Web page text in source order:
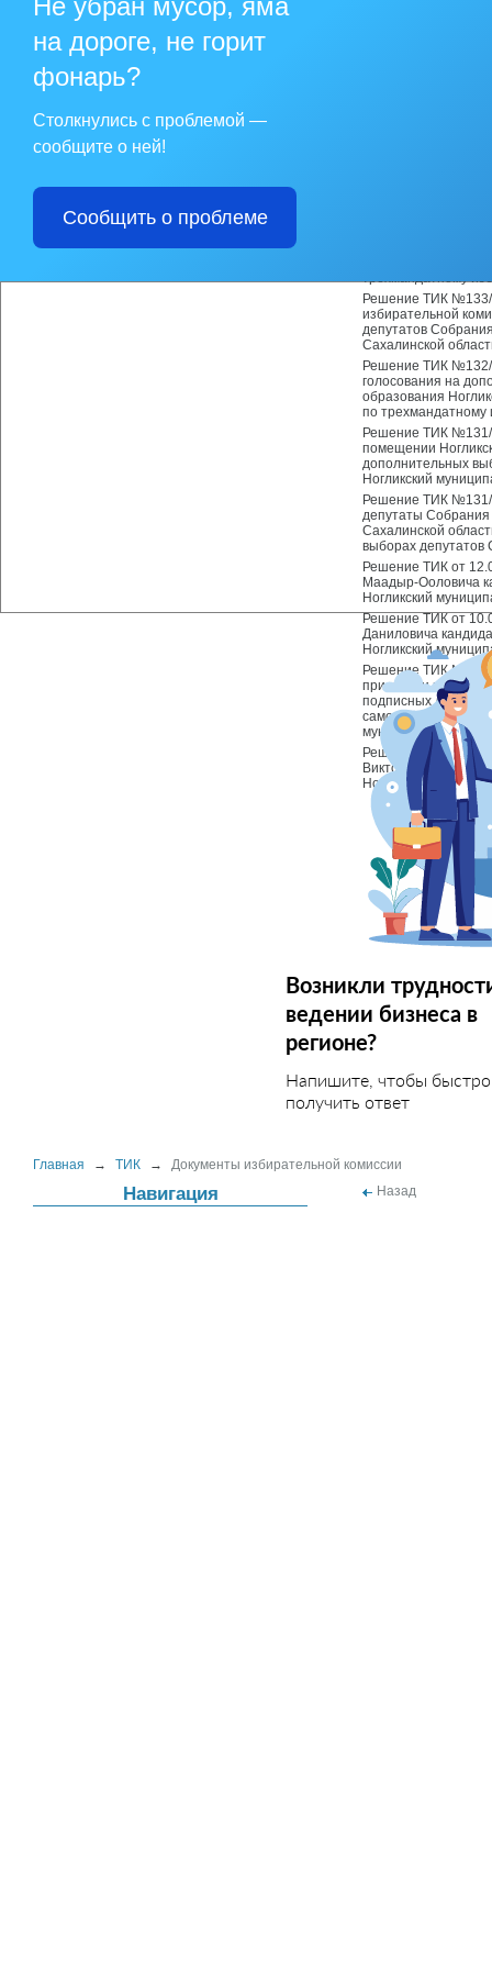
Не убран мусор, яма
на дороге, не горит
фонарь?
Столкнулись с проблемой —
сообщите о ней!
Сообщить о проблеме
Возникли
ведении бизнеса в
регионе?
Напишите, чтобы быстро
получить ответ
Главная → ТИК → Документы избирательной комиссии
Навигация
трехмандатному
Решение ТИК №133/
избирательной
депутатов
Сахалинской
Решение ТИК №132/
голосования на
образования
по трехмандатному
Решение ТИК №131/
помещении
дополнительных
Ногликский
Решение ТИК №131/
депутаты Собрания
Сахалинской
выборах депутатов
Решение ТИК от
Маадыр-Ооловича
Ногликский
Решение ТИК от
Даниловича
Ногликский
Решение ТИК №120/
приемом и
подписных листов
самовыдвижения
муниципаль"
Решение ТИК №128/
Викторовны
Ногликский
Назад